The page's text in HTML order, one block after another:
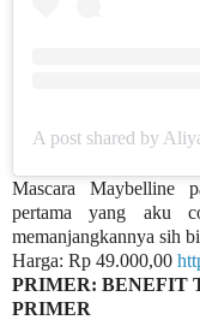
A post shared by
Mascara Maybelline
pertama yang aku
memanjangkannya sih
Harga: Rp 49.000,00
PRIMER: BENEFIT
PRIMER